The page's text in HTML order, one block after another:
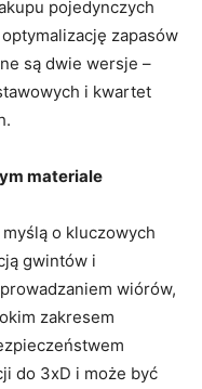
pojedynczych
zapasów
są dwie wersje –
i kwartet
materiale
o kluczowych
gwintów i
wiórów,
zakresem
do 3xD i może być